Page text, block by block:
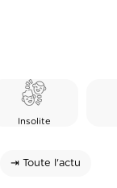
Insolite
⇥ Toute l'actu